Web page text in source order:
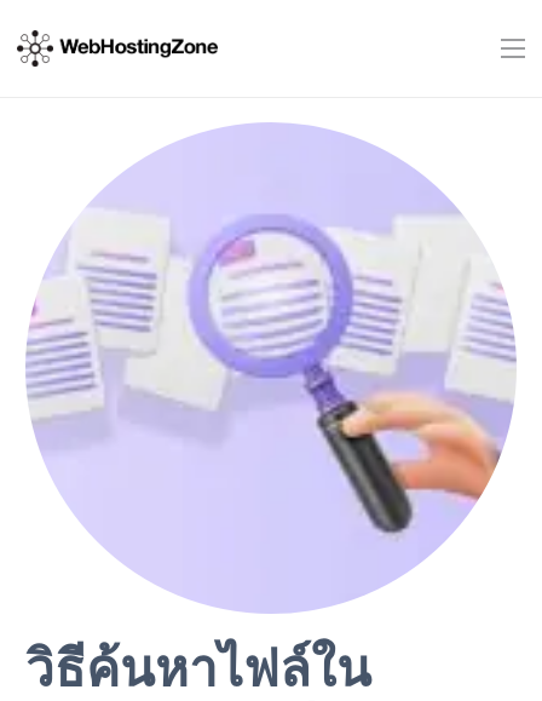
วิธีค้นหาไฟล์ใน